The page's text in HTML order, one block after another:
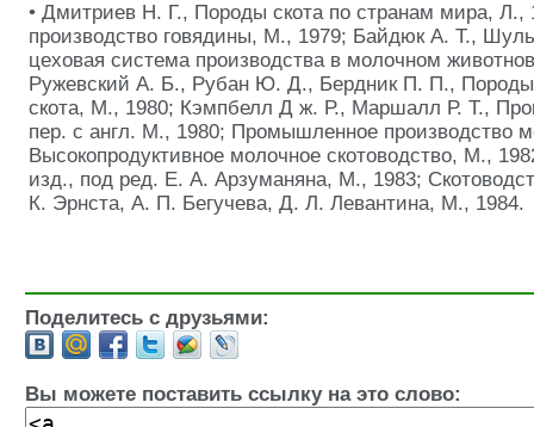
• Дмитриев Н. Г., Породы скота по странам мира,
производство говядины, М., 1979; Байдюк А. Т.,
цеховая система производства в молочном
Ружевский А. Б., Рубан Ю. Д., Бердник П. П., Породы
скота, М., 1980; Кэмпбелл Д ж. Р., Маршалл Р. Т.,
пер. с англ. М., 1980; Промышленное производство
Высокопродуктивное молочное скотоводство, М.,
изд., под ред. Е. А. Арзуманяна, М., 1983;
К. Эрнста, А. П. Бегучева, Д. Л. Левантина, М., 1984.
Поделитесь с друзьями:
Вы можете поставить ссылку на это слово: